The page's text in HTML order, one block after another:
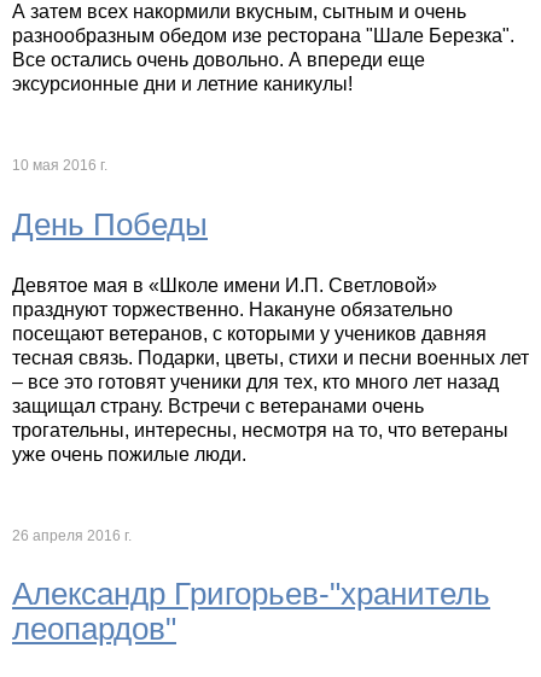
А затем всех накормили вкусным, сытным и очень
разнообразным обедом изе ресторана "Шале Березка".
Все остались очень довольно. А впереди еще
эксурсионные дни и летние каникулы!
10 мая 2016 г.
День Победы
Девятое мая в «Школе имени И.П. Светловой»
празднуют торжественно. Накануне обязательно
посещают ветеранов, с которыми у учеников давняя
тесная связь. Подарки, цветы, стихи и песни военных лет
– все это готовят ученики для тех, кто много лет назад
защищал страну. Встречи с ветеранами очень
трогательны, интересны, несмотря на то, что ветераны
уже очень пожилые люди.
26 апреля 2016 г.
Александр Григорьев-"хранитель
леопардов"